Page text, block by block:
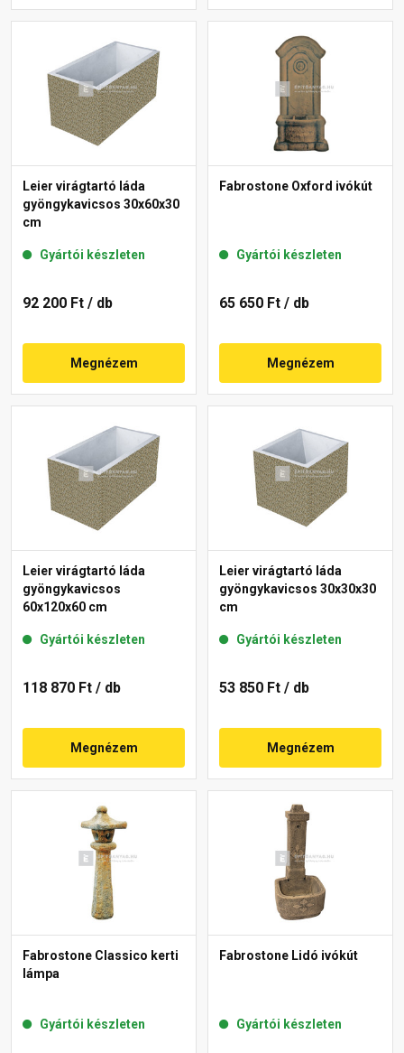
Leier virágtartó láda
gyöngykavicsos 30x60x30
cm
Gyártói készleten
92 200 Ft / db
Megnézem
Fabrostone Oxford ivókút
Gyártói készleten
65 650 Ft / db
Megnézem
Leier virágtartó láda
gyöngykavicsos
60x120x60 cm
Gyártói készleten
118 870 Ft / db
Megnézem
Leier virágtartó láda
gyöngykavicsos 30x30x30
cm
Gyártói készleten
53 850 Ft / db
Megnézem
Fabrostone Classico kerti
lámpa
Gyártói készleten
Fabrostone Lidó ivókút
Gyártói készleten